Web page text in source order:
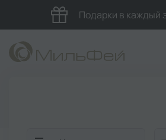
Подарки в каждый